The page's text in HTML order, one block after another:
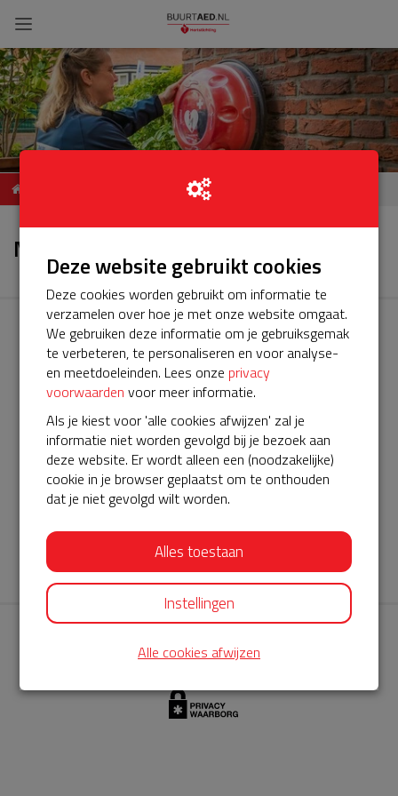
Nieuws
AED360-ProCardio
ServiceBuurtAED wordt aangeboden door de Hartstichting en
AED360-ProCardio. Net als bij BuurtAED is AED360-ProCardio
de leverancier van het servicepakket en ontzorgen zij jou de
komende jaren. AED360-ProCardio is gespecialiseerd in de
levering en het onderhoud van Philips AED’s.
Deze website gebruikt cookies
Deze cookies worden gebruikt om informatie te
verzamelen over hoe je met onze website omgaat.
We gebruiken deze informatie om je gebruiksgemak
te verbeteren, te personaliseren en voor analyse-
en meetdoeleinden. Lees onze privacy
voorwaarden voor meer informatie.
Als je kiest voor 'alle cookies afwijzen' zal je
informatie niet worden gevolgd bij je bezoek aan
deze website. Er wordt alleen een (noodzakelijke)
cookie in je browser geplaatst om te onthouden
dat je niet gevolgd wilt worden.
Alles toestaan
Instellingen
Alle cookies afwijzen